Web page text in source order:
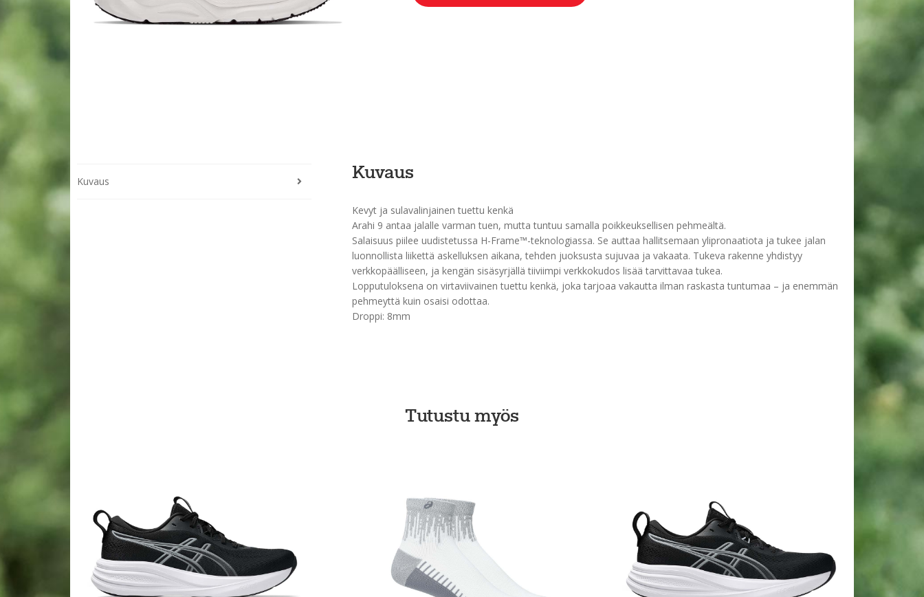
Kuvaus Kuvaus
Kevyt ja sulavalinjainen tuettu kenkä
Arahi 9 antaa jalalle varman tuen, mutta tuntuu samalla poikkeuksellisen pehmeältä.
Salaisuus piilee uudistetussa H-Frame™-teknologiassa. Se auttaa hallitsemaan ylipronaatiota ja tukee jalan
luonnollista liikettä askelluksen aikana, tehden juoksusta sujuvaa ja vakaata. Tukeva rakenne yhdistyy
verkkopäälliseen, ja kengän sisäsyrjällä tiiviimpi verkkokudos lisää tarvittavaa tukea.
Lopputuloksena on virtaviivainen tuettu kenkä, joka tarjoaa vakautta ilman raskasta tuntumaa – ja enemmän
pehmeyttä kuin osaisi odottaa.
Droppi: 8mm
Tutustu myös